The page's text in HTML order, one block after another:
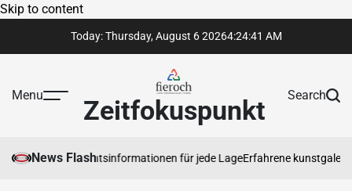
Skip to content
Today: Thursday, August 6 20264:24:42 AM
Menu Zeitfokuspunkt Search
News FlashRechtsinformationen für jede LageErfahrene kunstgalerie